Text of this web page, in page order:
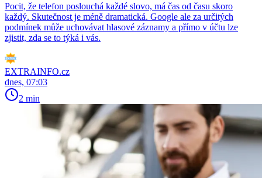
Pocit, že telefon poslouchá každé slovo, má čas od času skoro
každý. Skutečnost je méně dramatická. Google ale za určitých
podmínek může uchovávat hlasové záznamy a přímo v účtu lze
zjistit, zda se to týká i vás.
EXTRAINFO.cz
dnes, 07:03
2 min